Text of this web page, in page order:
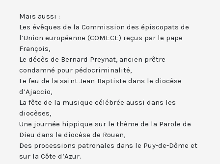
Mais aussi :
Les évêques de la Commission des épiscopats de
l’Union européenne (COMECE) reçus par le pape
François,
Le décès de Bernard Preynat, ancien prêtre
condamné pour pédocriminalité,
Le feu de la saint Jean-Baptiste dans le diocèse
d’Ajaccio,
La fête de la musique célébrée aussi dans les
diocèses,
Une journée hippique sur le thème de la Parole de
Dieu dans le diocèse de Rouen,
Des processions patronales dans le Puy-de-Dôme et
sur la Côte d’Azur.